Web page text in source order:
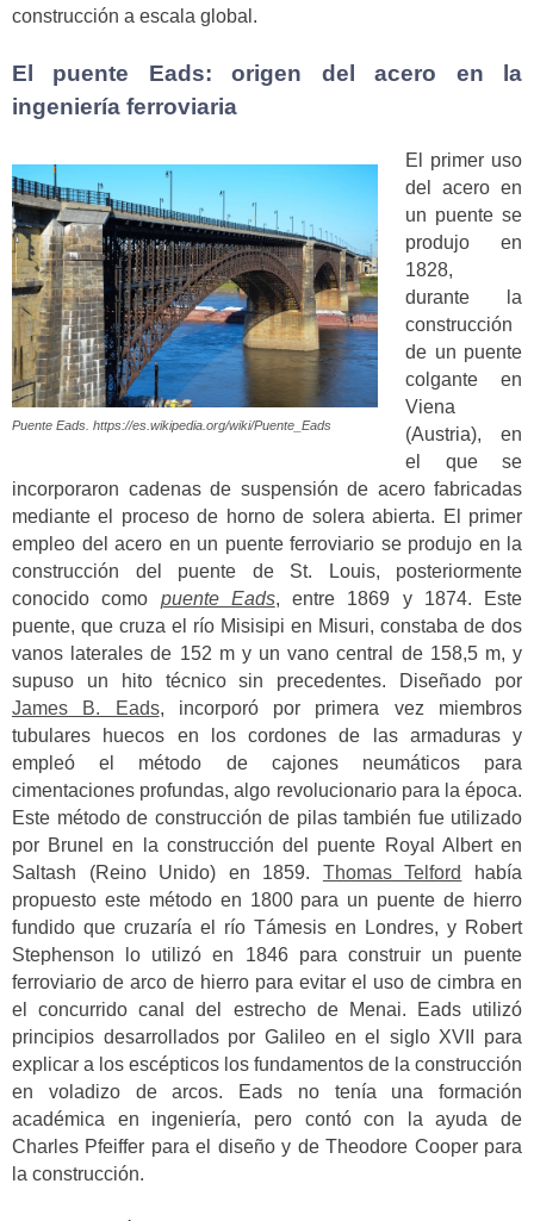
construcción a escala global.
El puente Eads: origen del acero en la
ingeniería ferroviaria
Puente Eads. https://es.wikipedia.org/wiki/Puente_Eads
El primer uso
del acero en
un puente se
produjo en
1828,
durante la
construcción
de un puente
colgante en
Viena
(Austria), en
el que se
incorporaron cadenas de suspensión de acero fabricadas
mediante el proceso de horno de solera abierta. El primer
empleo del acero en un puente ferroviario se produjo en la
construcción del puente de St. Louis, posteriormente
conocido como puente Eads, entre 1869 y 1874. Este
puente, que cruza el río Misisipi en Misuri, constaba de dos
vanos laterales de 152 m y un vano central de 158,5 m, y
supuso un hito técnico sin precedentes. Diseñado por
James B. Eads, incorporó por primera vez miembros
tubulares huecos en los cordones de las armaduras y
empleó el método de cajones neumáticos para
cimentaciones profundas, algo revolucionario para la época.
Este método de construcción de pilas también fue utilizado
por Brunel en la construcción del puente Royal Albert en
Saltash (Reino Unido) en 1859. Thomas Telford
había
propuesto este método en 1800 para un puente de hierro
fundido que cruzaría el río Támesis en Londres, y Robert
Stephenson lo utilizó en 1846 para construir un puente
ferroviario de arco de hierro para evitar el uso de cimbra en
el concurrido canal del estrecho de Menai. Eads utilizó
principios desarrollados por Galileo en el siglo XVII para
explicar a los escépticos los fundamentos de la construcción
en voladizo de arcos. Eads no tenía una formación
académica en ingeniería, pero contó con la ayuda de
Charles Pfeiffer para el diseño y de Theodore Cooper para
la construcción.